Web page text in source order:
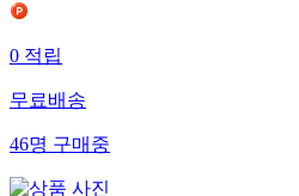
0적립
무료배송
46명구매중